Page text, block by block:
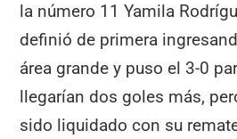
la número 11 Yamila
definió de primera
área grande y puso el 3-0
llegarían dos goles más,
sido liquidado con su